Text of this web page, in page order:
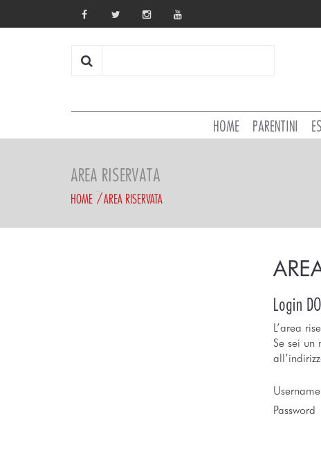
HOME PARENTINI
AREA RISERVATA
HOME AREA RISERVATA
Login
L’area
Se sei un
Password